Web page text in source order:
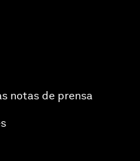
notas de prensa